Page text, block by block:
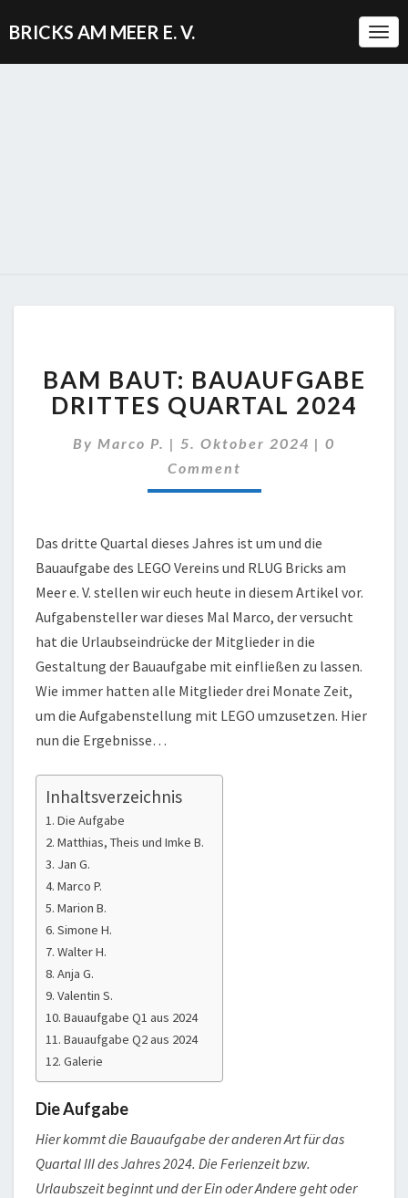
BRICKS AM MEER E. V.
BAUT:
BAUAUFGABE
DRITTES
QUARTAL
BAM BAUT: BAUAUFGABE
DRITTES QUARTAL 2024
By Marco P. | 5. Oktober 2024 | Comments
0
Comment
Das dritte Quartal dieses Jahres ist um und die
Bauaufgabe des LEGO Vereins und RLUG Bricks am
Meer e. V. stellen wir euch heute in diesem Artikel vor.
Aufgabensteller war dieses Mal Marco, der versucht
hat die Urlaubseindrücke der Mitglieder in die
Gestaltung der Bauaufgabe mit einfließen zu lassen.
Wie immer hatten alle Mitglieder drei Monate Zeit,
um die Aufgabenstellung mit LEGO umzusetzen. Hier
nun die Ergebnisse…
Inhaltsverzeichnis
Die Aufgabe
Matthias, Theis und Imke B.
Jan G.
Marco P.
Marion B.
Simone H.
Walter H.
Anja G.
Valentin S.
Bauaufgabe Q1 aus 2024
Bauaufgabe Q2 aus 2024
Galerie
Die Aufgabe
Hier kommt die Bauaufgabe der anderen Art für das
Quartal III des Jahres 2024. Die Ferienzeit bzw.
Urlaubszeit beginnt und der Ein oder Andere geht oder